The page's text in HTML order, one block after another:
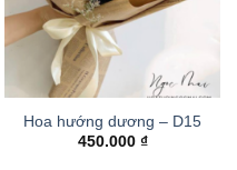
Hoa hướng dương – D15
450.000 ₫